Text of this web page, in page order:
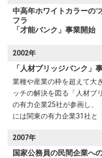
中高年ホワイトカラーの"
フラ
「才能バンク」事業開始
2002年
「人材ブリッジバンク」
業種や産業の枠を超えて大
ッチの解決を図る「人材ブ
の有力企業25社が参画し、
には関東の有力企業31社と
2007年
国家公務員の民間企業へ